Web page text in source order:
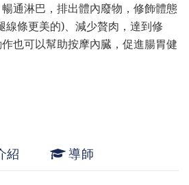
通淋巴，排出體內廢物，修飾體態
線條更美的)、減少贅肉，達到修
也可以幫助按摩內臓，促進腸胃健
紹 導師